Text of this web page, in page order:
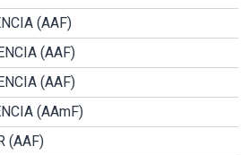
(AAF)
(AAF)
(AAF)
(AAmF)
(AAF)